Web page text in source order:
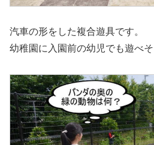
汽車の形をした複合遊具です。
幼稚園に入園前の幼児でも遊べそ